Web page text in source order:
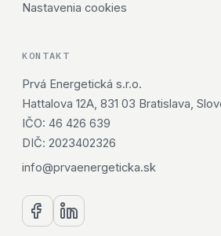
Nastavenia cookies
KONTAKT
Prvá Energetická s.r.o.
Hattalova 12A, 831 03 Bratislava,
IČO: 46 426 639
DIČ: 2023402326
info@prvaenergeticka.sk